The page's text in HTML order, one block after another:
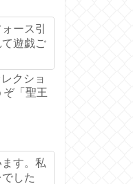
ース引
遊戯ご
クショ
ぞ「聖王
す。私
した